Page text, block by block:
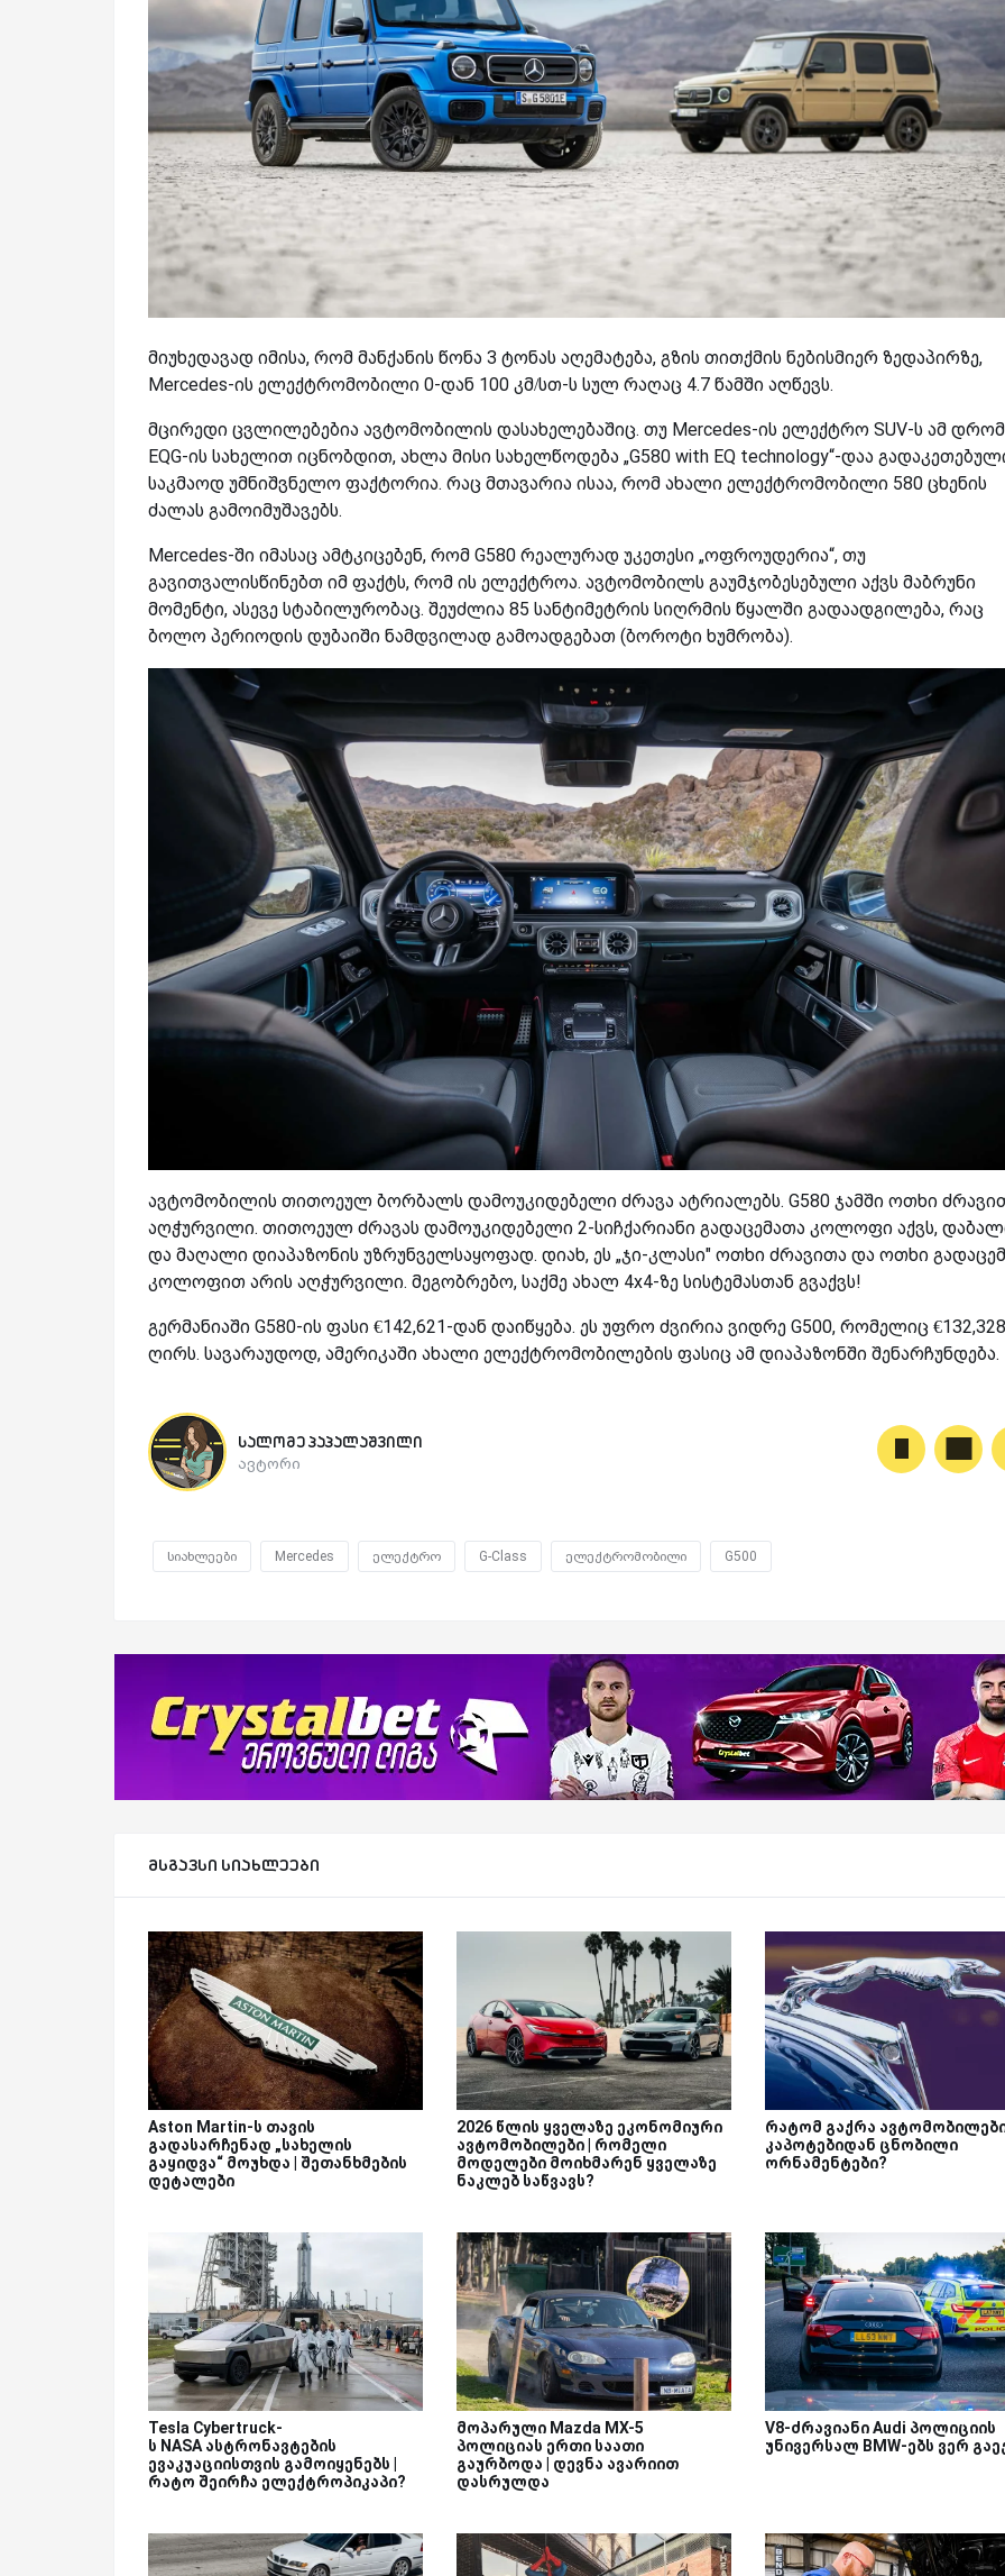
მიუხედავად იმისა, რომ მანქანის წონა 3 ტონას აღემატება, გზის თითქმის ნებისმიერ ზედაპირზე,
Mercedes-ის ელექტრომობილი 0-დან 100 კმ/სთ-ს სულ რაღაც 4.7 წამში აღწევს.
მცირედი ცვლილებებია ავტომობილის დასახელებაშიც. თუ Mercedes-ის ელექტრო SUV-ს ამ
EQG-ის სახელით იცნობდით, ახლა მისი სახელწოდება „G580 with EQ technology“-დაა
საკმაოდ უმნიშვნელო ფაქტორია. რაც მთავარია ისაა, რომ ახალი ელექტრომობილი 580 ცხენის
ძალას გამოიმუშავებს.
Mercedes-ში იმასაც ამტკიცებენ, რომ G580 რეალურად უკეთესი „ოფროუდერია“, თუ
გავითვალისწინებთ იმ ფაქტს, რომ ის ელექტროა. ავტომობილს გაუმჯობესებული აქვს მაბრუნი
მომენტი, ასევე სტაბილურობაც. შეუძლია 85 სანტიმეტრის სიღრმის წყალში გადაადგილება, რაც
ბოლო პერიოდის დუბაიში ნამდვილად გამოადგებათ (ბოროტი ხუმრობა).
ავტომობილის თითოეულ ბორბალს დამოუკიდებელი ძრავა ატრიალებს. G580 ჯამში ოთხი
აღჭურვილი. თითოეულ ძრავას დამოუკიდებელი 2-სიჩქარიანი გადაცემათა კოლოფი აქვს,
და მაღალი დიაპაზონის უზრუნველსაყოფად. დიახ, ეს „ჯი-კლასი" ოთხი ძრავითა და ოთხი
კოლოფით არის აღჭურვილი. მეგობრებო, საქმე ახალ 4x4-ზე სისტემასთან გვაქვს!
გერმანიაში G580-ის ფასი €142,621-დან დაიწყება. ეს უფრო ძვირია ვიდრე G500, რომელიც €132,328
ღირს. სავარაუდოდ, ამერიკაში ახალი ელექტრომობილების ფასიც ამ დიაპაზონში შენარჩუნდება.
სალომე პაპალაშვილი
ავტორი
სიახლეები Mercedes ელექტრო G-Class ელექტრომობილი G500
მსგავსი სიახლეები
Aston Martin-ს თავის
გადასარჩენად „სახელის
გაყიდვა“ მოუხდა | შეთანხმების
დეტალები
2026 წლის ყველაზე ეკონომიური
ავტომობილები | რომელი
მოდელები მოიხმარენ ყველაზე
ნაკლებ საწვავს?
რატომ გაქრა
კაპოტებიდან ცნობილი
ორნამენტები?
Tesla Cybertruck-
ს NASA ასტრონავტების
ევაკუაციისთვის გამოიყენებს |
რატო შეირჩა ელექტროპიკაპი?
მოპარული Mazda MX-5
პოლიციას ერთი საათი
გაურბოდა | დევნა ავარიით
დასრულდა
V8-ძრავიანი Audi პოლიციის
უნივერსალ BMW-ებს ვერ